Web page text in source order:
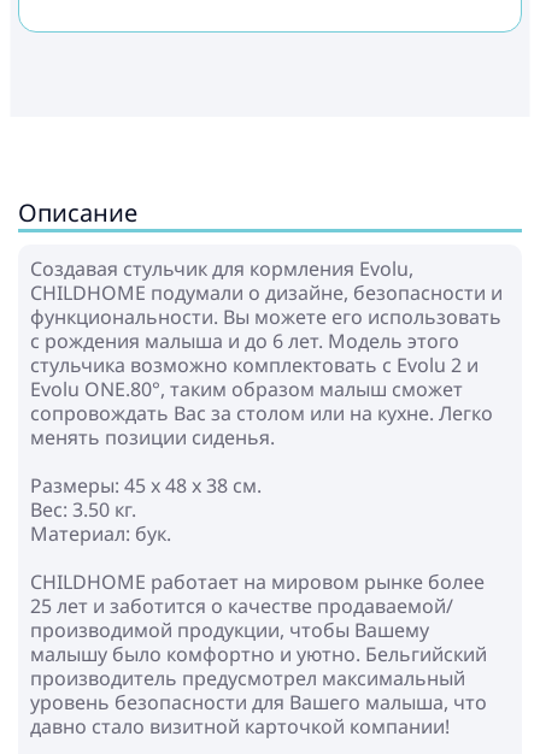
Описание
Cоздавая стульчик для кормления Evolu,
CHILDHOME подумали о дизайне, безопасности и
функциональности. Вы можете его использовать
с рождения малыша и до 6 лет. Модель этого
стульчика возможно комплектовать с Evolu 2 и
Evolu ONE.80°, таким образом малыш сможет
сопровождать Вас за столом или на кухне. Легко
менять позиции сиденья.
Размеры: 45 x 48 x 38 см.
Вес: 3.50 кг.
Материал: бук.
CHILDHOME работает на мировом рынке более
25 лет и заботится о качестве продаваемой/
производимой продукции, чтобы Вашему
малышу было комфортно и уютно. Бельгийский
производитель предусмотрел максимальный
уровень безопасности для Вашего малыша, что
давно стало визитной карточкой компании!